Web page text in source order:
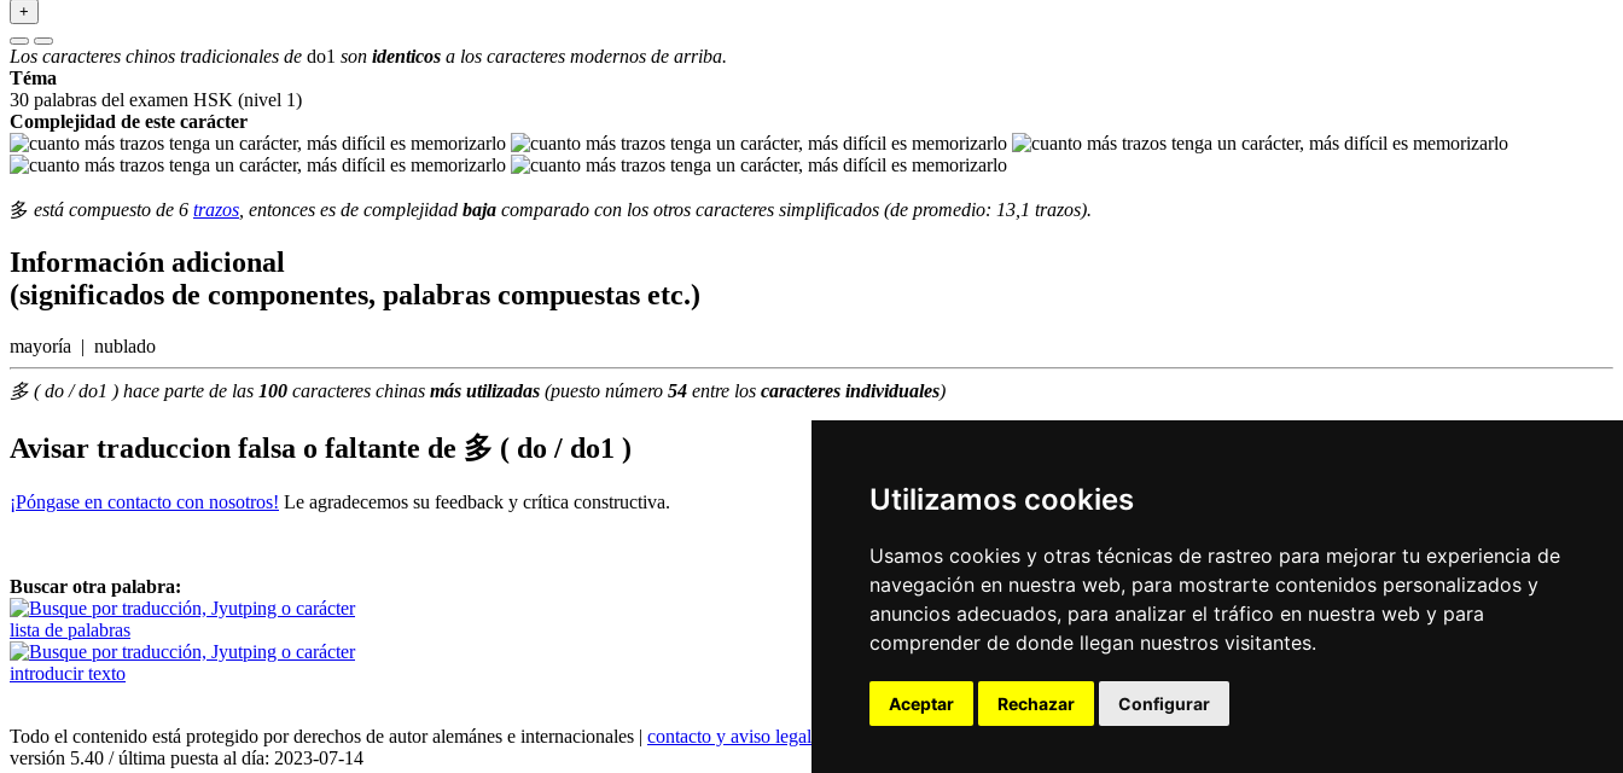
Utilizamos cookies
Usamos cookies y otras técnicas de rastreo para mejorar tu experiencia de
navegación en nuestra web, para mostrarte contenidos personalizados y
anuncios adecuados, para analizar el tráfico en nuestra web y para
comprender de donde llegan nuestros visitantes.
Aceptar Rechazar Configurar
+
Los caracteres chinos tradicionales de do1 son identicos a los caracteres modernos de arriba.
Téma
30 palabras del examen HSK (nivel 1)
Complejidad de este carácter
多 está compuesto de 6 trazos , entonces es de complejidad baja comparado con los otros caracteres simplificados (de promedio: 13,1 trazos).
Información adicional
(significados de componentes, palabras compuestas etc.)
mayoría | nublado
多 ( do / do1 ) hace parte de las 100 caracteres chinas más utilizadas (puesto número 54 entre los caracteres individuales)
Avisar traduccion falsa o faltante de 多 ( do / do1 )
¡Póngase en contacto con nosotros! Le agradecemos su feedback y crítica constructiva.
Buscar otra palabra:
lista de palabras
introducir texto
Todo el contenido está protegido por derechos de autor alemánes e internacionales | contacto y aviso legal
versión 5.40 / última puesta al día: 2023-07-14